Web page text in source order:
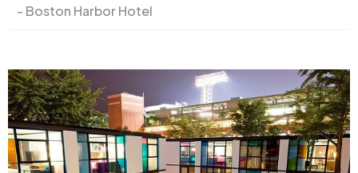
Boston Harbor Hotel